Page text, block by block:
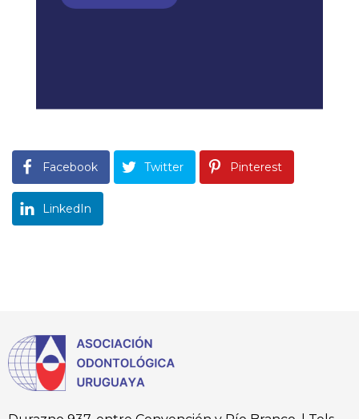
Facebook Twitter Pinterest
LinkedIn